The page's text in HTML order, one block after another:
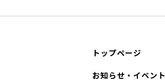
トップページ
お知らせ・イベント